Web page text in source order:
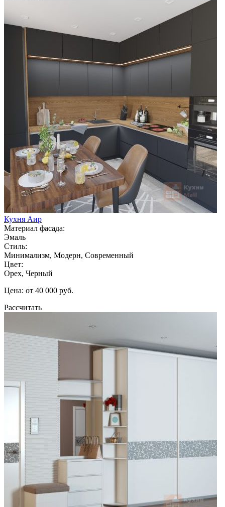
Кухня Аир
Материал фасада:
Эмаль
Стиль:
Минимализм, Модерн, Современный
Цвет:
Орех, Черный
Цена: от 40 000 руб.
Рассчитать